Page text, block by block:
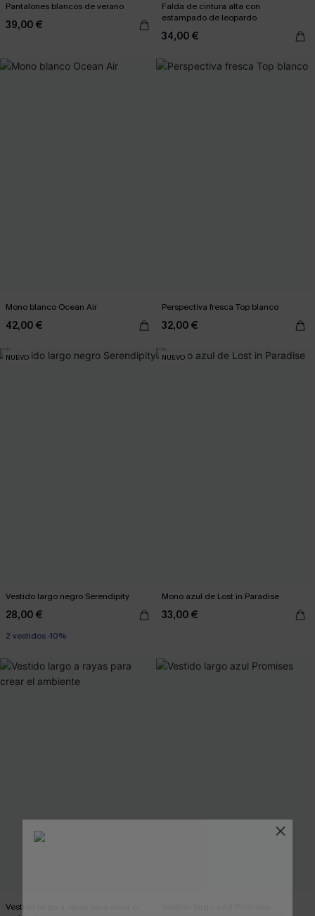
Pantalones blancos de verano
39,00 €
Falda de cintura alta con
estampado de leopardo
34,00 €
Mono blanco Ocean Air
42,00 €
Perspectiva fresca Top blanco
32,00 €
NUEVO
Vestido largo negro Serendipity
28,00 €
2 vestidos -10%
NUEVO
Mono azul de Lost in Paradise
33,00 €
Vestido largo a rayas para crear el